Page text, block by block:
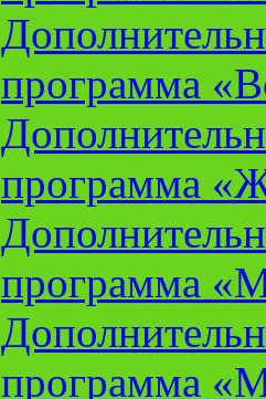
программа
программа
программа
программа